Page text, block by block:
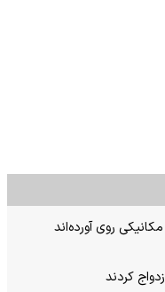
روی آورده‌اند
کردند